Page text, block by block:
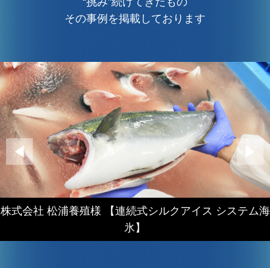
その事例を掲載しております
株式会社 松浦養殖様 【連続式シルクアイス システム海
氷】